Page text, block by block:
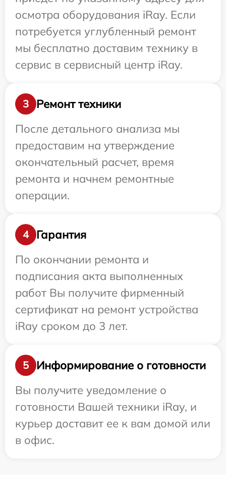
осмотра оборудования iRay. Если
потребуется углубленный ремонт
мы бесплатно доставим технику в
сервис в сервисный центр iRay.
3
Ремонт техники
После детального анализа мы
предоставим на утверждение
окончательный расчет, время
ремонта и начнем ремонтные
операции.
4
Гарантия
По окончании ремонта и
подписания акта выполненных
работ Вы получите фирменный
сертификат на ремонт устройства
iRay сроком до 3 лет.
5
Информирование о готовности
Вы получите уведомление о
готовности Вашей техники iRay, и
курьер доставит ее к вам домой или
в офис.